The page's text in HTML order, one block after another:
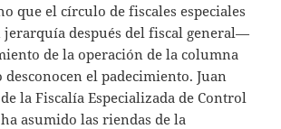
que el círculo de fiscales especiales
después del fiscal general—
de la operación de la columna
el padecimiento. Juan
la Fiscalía Especializada de Control
asumido las riendas de la